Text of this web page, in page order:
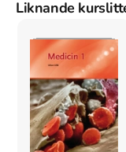
APA
Fielding, K. (2021).
Hodder & Stoughton.
Vancouver
Fielding K. Thursday
Stoughton; 2021.
Liknande